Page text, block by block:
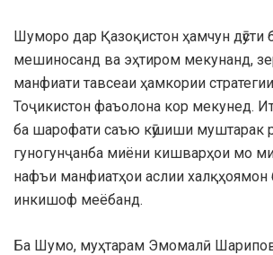
Шуморо дар Қазоқистон ҳамчун дӯсти
мешиносанд ва эҳтиром мекунанд,
манфиати тавсеаи ҳамкории
Тоҷикистон фаъолона кор мекунед.
ба шарофати саъю кӯшиши муштарак
гуногунҷанба миёни кишварҳои мо
нафъи манфиатҳои аслии халқҳоямон
инкишоф меёбанд.
Ба Шумо, муҳтарам Эмомалӣ